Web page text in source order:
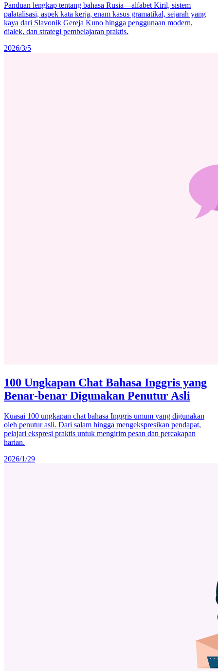
Panduan lengkap tentang bahasa Rusia—alfabet Kiril, sistem
palatalisasi, aspek kata kerja, enam kasus gramatikal, sejarah yang
kaya dari Slavonik Gereja Kuno hingga penggunaan modern,
dialek, dan strategi pembelajaran praktis.
2026/3/5
100 Ungkapan Chat Bahasa Inggris yang
Benar-benar Digunakan Penutur Asli
Kuasai 100 ungkapan chat bahasa Inggris umum yang digunakan
oleh penutur asli. Dari salam hingga mengekspresikan pendapat,
pelajari ekspresi praktis untuk mengirim pesan dan percakapan
harian.
2026/1/29